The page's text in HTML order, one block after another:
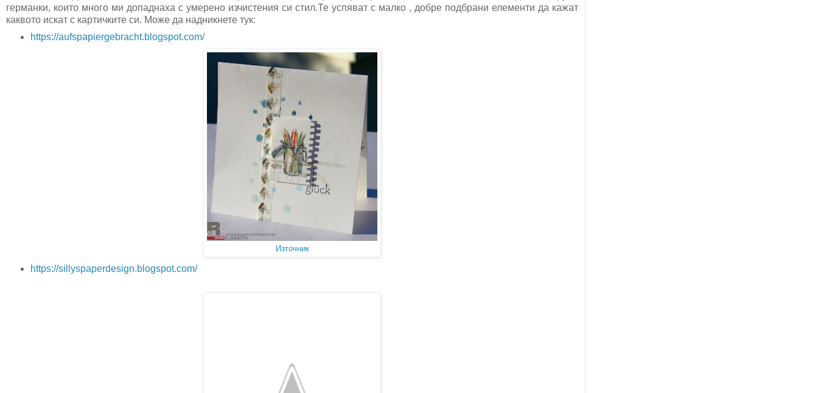
германки, които много ми допаднаха с умерено изчистения си стил.Те успяват с малко , добре подбрани елементи да кажат
каквото искат с картичките си. Може да надникнете тук:
https://aufspapiergebracht.blogspot.com/
Източник
https://sillyspaperdesign.blogspot.com/